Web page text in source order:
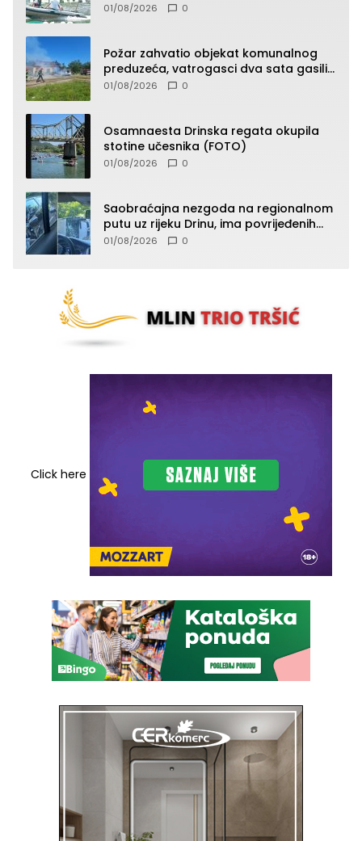
01/08/2026 0
Požar zahvatio objekat komunalnog
preduzeća, vatrogasci dva sata gasili
vatru (FOTO)
01/08/2026 0
Osamnaesta Drinska regata okupila
stotine učesnika (FOTO)
01/08/2026 0
Saobraćajna nezgoda na regionalnom
putu uz rijeku Drinu, ima povrijeđenih
lica (FOTO)
01/08/2026 0
Click here